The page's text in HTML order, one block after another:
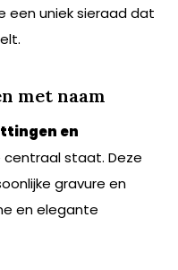
een uniek sieraad dat
met naam
en
centraal staat. Deze
gravure en
en elegante